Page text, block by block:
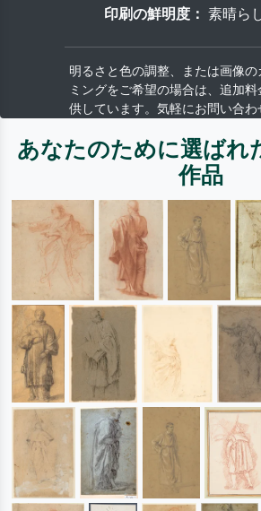
印刷の鮮明度： 素晴ら
明るさと色の調整、または画像の
ミングをご希望の場合は、追加
供しています。気軽にお問い合わ
あなたのために選ばれ
作品